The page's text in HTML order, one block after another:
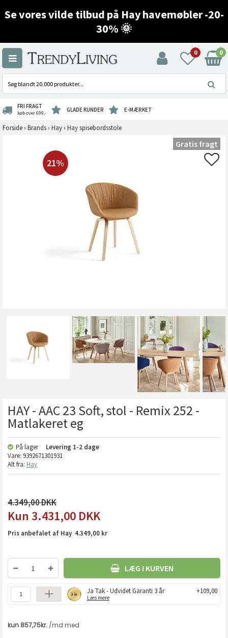
Se vores vilde tilbud på Hay havemøbler -20-
30% 🌞
0 0
FRI FRAGT
køb over 699,- GLADE KUNDER E-MÆRKET
Forside › Brands › Hay › Hay spisebordsstole
21%
Gratis fragt
HAY - AAC 23 Soft, stol - Remix 252 -
Matlakeret eg
På lager Levering 1-2 dage
Vare: 9392671301931
Alt fra: Hay
4.349,00
3.431,00 DKK
Pris anbefalet af Hay 4.349,00 kr
LÆG I KURVEN
Ja Tak - Udvidet Garanti 3 år
Læs mere
+109,00